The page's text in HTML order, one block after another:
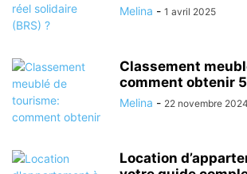
Melina - 1 avril 2025
Classement
comment obtenir
Melina - 22 novembre 2024
Location